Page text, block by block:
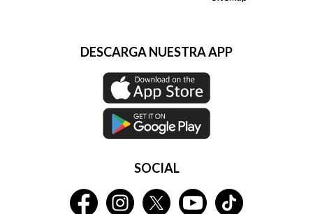
DESCARGA NUESTRA APP
SOCIAL